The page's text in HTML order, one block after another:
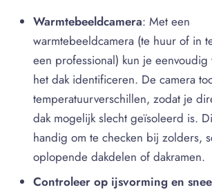
Warmtebeeldcamera: Met een
warmtebeeldcamera (te huur of in
een professional) kun je eenvoudig
het dak identificeren. De camera
temperatuurverschillen, zodat je
dak mogelijk slecht geïsoleerd is.
handig om te checken bij zolders,
oplopende dakdelen of dakramen.
Controleer op ijsvorming en